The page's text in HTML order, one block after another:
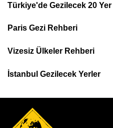
Footer
Top
Menu
Türkiye'de Gezilecek 20 Yer
Paris Gezi Rehberi
Vizesiz Ülkeler Rehberi
İstanbul Gezilecek Yerler